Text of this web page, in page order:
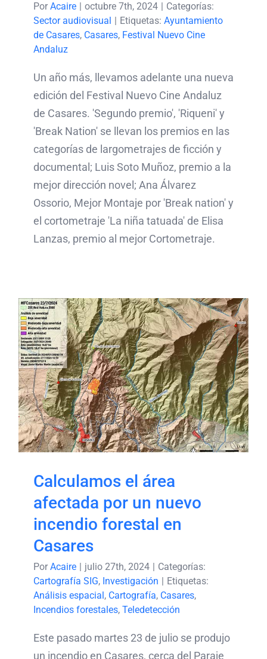
PorAcaire | octubre 7th, 2024 | Categorías:
Sector audiovisual | Etiquetas: Ayuntamiento
de Casares, Casares, Festival Nuevo Cine
Andaluz
Un año más, llevamos adelante una nueva
edición del Festival Nuevo Cine Andaluz
de Casares. 'Segundo premio', 'Riqueni' y
'Break Nation' se llevan los premios en las
categorías de largometrajes de ficción y
documental; Luis Soto Muñoz, premio a la
mejor dirección novel; Ana Álvarez
Ossorio, Mejor Montaje por 'Break nation' y
el cortometraje 'La niña tatuada' de Elisa
Lanzas, premio al mejor Cortometraje.
Calculamos el área
afectada por un nuevo
incendio forestal en
Casares
Calculamos el área
afectada por un nuevo
incendio forestal en
Casares
PorAcaire | julio 27th, 2024 | Categorías:
Cartografía SIG, Investigación | Etiquetas:
Análisis espacial, Cartografía, Casares,
Incendios forestales, Teledetección
Este pasado martes 23 de julio se produjo
un incendio en Casares, cerca del Paraje